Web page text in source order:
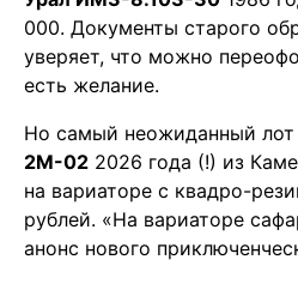
000. Документы старого
уверяет, что можно
есть желание.
Но самый неожиданный
2М-02 2026 года (!) из
на вариаторе с квадро-
рублей. «На вариаторе
анонс нового